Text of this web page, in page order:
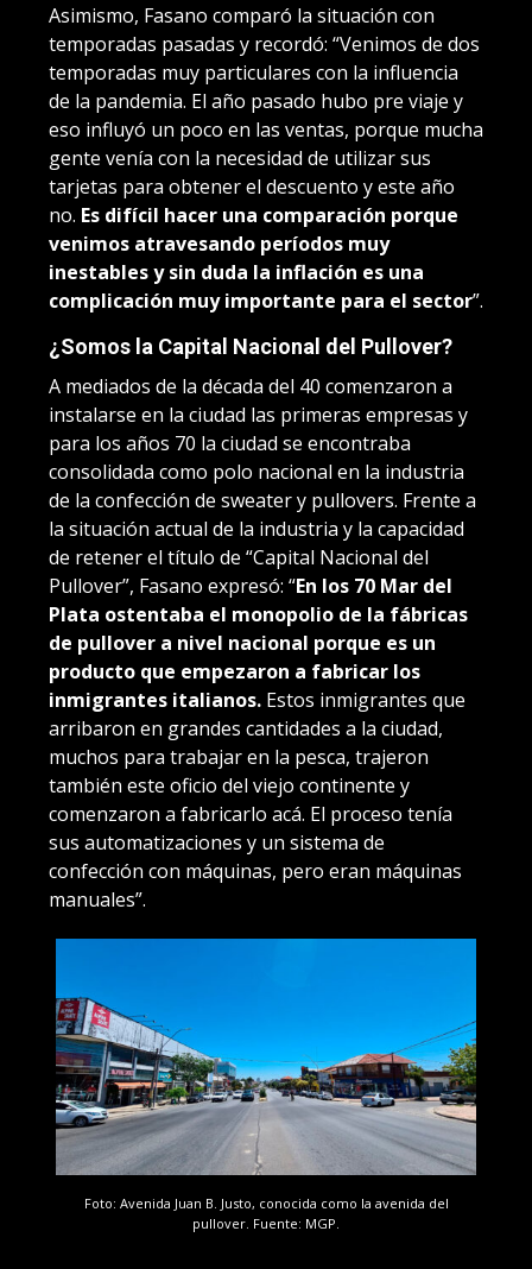
Asimismo, Fasano comparó la situación con
temporadas pasadas y recordó: “Venimos de dos
temporadas muy particulares con la influencia
de la pandemia. El año pasado hubo pre viaje y
eso influyó un poco en las ventas, porque mucha
gente venía con la necesidad de utilizar sus
tarjetas para obtener el descuento y este año
no. Es difícil hacer una comparación porque
venimos atravesando períodos muy
inestables y sin duda la inflación es una
complicación muy importante para el sector”.
¿Somos la Capital Nacional del Pullover?
A mediados de la década del 40 comenzaron a
instalarse en la ciudad las primeras empresas y
para los años 70 la ciudad se encontraba
consolidada como polo nacional en la industria
de la confección de sweater y pullovers. Frente a
la situación actual de la industria y la capacidad
de retener el título de “Capital Nacional del
Pullover”, Fasano expresó: “En los 70 Mar del
Plata ostentaba el monopolio de la fábricas
de pullover a nivel nacional porque es un
producto que empezaron a fabricar los
inmigrantes italianos. Estos inmigrantes que
arribaron en grandes cantidades a la ciudad,
muchos para trabajar en la pesca, trajeron
también este oficio del viejo continente y
comenzaron a fabricarlo acá. El proceso tenía
sus automatizaciones y un sistema de
confección con máquinas, pero eran máquinas
manuales”.
Foto: Avenida Juan B. Justo, conocida como la avenida del
pullover. Fuente: MGP.